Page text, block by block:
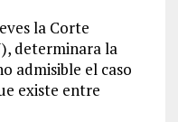
la Corte
determinara la
admisible el caso
existe entre